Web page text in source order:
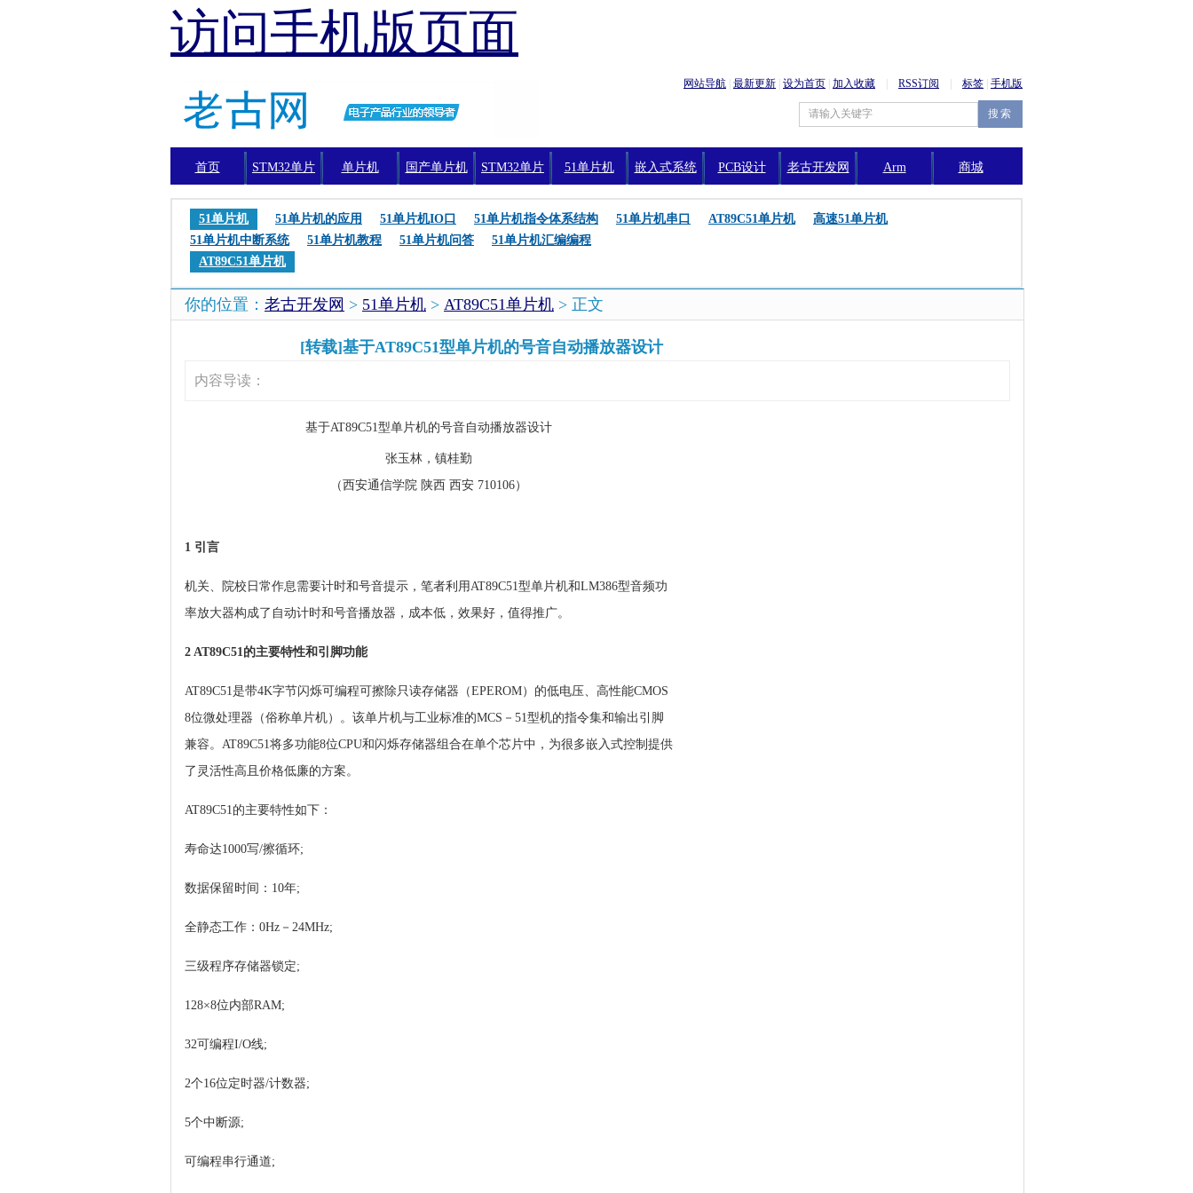
访问手机版页面
网站导航 最新更新 设为首页 加入收藏 RSS订阅 标签 手机版
首页 STM32单片 单片机 国产单片机 STM32单片 51单片机 嵌入式系统 PCB设计 老古开发网 Arm 商城
51单片机 51单片机的应用 51单片机IO口 51单片机指令体系结构 51单片机串口 AT89C51单片机
高速51单片机
51单片机中断系统
51单片机教程 51单片机问答
51单片机汇编编程
AT89C51单片机
你的位置： 老古开发网 > 51单片机 > AT89C51单片机 > 正文
[转载]基于AT89C51型单片机的号音自动播放器设计
内容导读：
基于AT89C51型单片机的号音自动播放器设计
张玉林，镇桂勤
（西安通信学院 陕西 西安 710106）
1 引言
机关、院校日常作息需要计时和号音提示，笔者利用AT89C51型单片机和LM386型音频功
率放大器构成了自动计时和号音播放器，成本低，效果好，值得推广。
2 AT89C51的主要特性和引脚功能
AT89C51是带4K字节闪烁可编程可擦除只读存储器（EPEROM）的低电压、高性能CMOS
8位微处理器（俗称单片机）。该单片机与工业标准的MCS－51型机的指令集和输出引脚
兼容。AT89C51将多功能8位CPU和闪烁存储器组合在单个芯片中，为很多嵌入式控制提供
了灵活性高且价格低廉的方案。
AT89C51的主要特性如下：
寿命达1000写/擦循环;
数据保留时间：10年;
全静态工作：0Hz－24MHz;
三级程序存储器锁定;
128×8位内部RAM;
32可编程I/O线;
2个16位定时器/计数器;
5个中断源;
可编程串行通道;